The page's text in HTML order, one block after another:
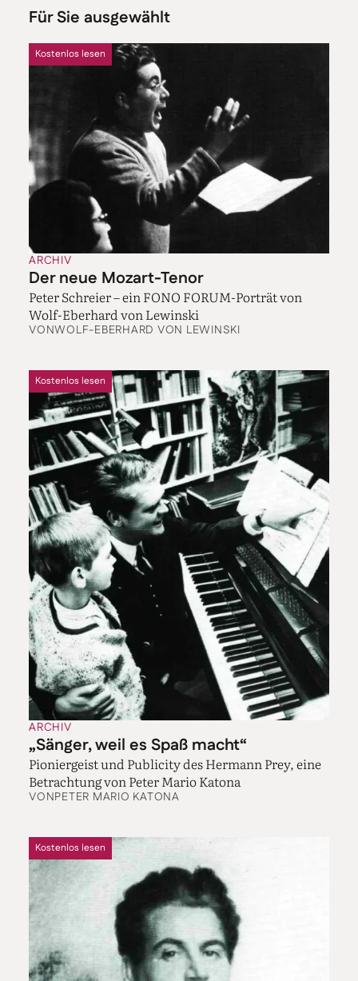
Für Sie ausgewählt
ARCHIV
Der neue Mozart-Tenor
Peter Schreier – ein FONO FORUM-Porträt von
Wolf-Eberhard von Lewinski
VONWOLF-EBERHARD VON LEWINSKI
Kostenlos lesen
ARCHIV
„Sänger, weil es Spaß macht“
Pioniergeist und Publicity des Hermann Prey, eine
Betrachtung von Peter Mario Katona
VONPETER MARIO KATONA
Kostenlos lesen
Kostenlos lesen